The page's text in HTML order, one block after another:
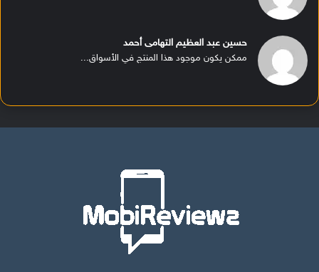
حسين عبد العظيم التهامى أحمد
ممكن يكون موجود هذا المنتج في الأسواق...